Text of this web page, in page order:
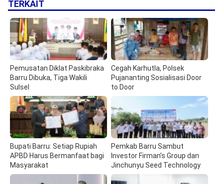
TERKAIT
Pemusatan Diklat Paskibraka
Barru Dibuka, Tiga Wakili
Sulsel
Cegah Karhutla, Polsek
Pujananting Sosialisasi Door
to Door
Bupati Barru: Setiap Rupiah
APBD Harus Bermanfaat bagi
Masyarakat
Pemkab Barru Sambut
Investor Firman’s Group dan
Jinchunyu Seed Technology